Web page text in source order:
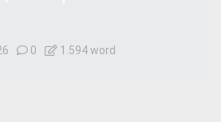
0 1.594 word